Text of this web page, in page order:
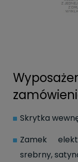
Skrytka
Zamek
srebrny,